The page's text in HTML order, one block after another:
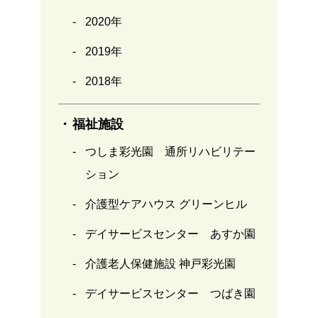
2020年
2019年
2018年
福祉施設
つしま彩光園 通所リハビリテー
ション
介護型ケアハウス グリーンヒル
デイサービスセンター あすか園
介護老人保健施設 神戸彩光園
デイサービスセンター つばき園